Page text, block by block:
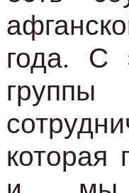
года. С
группы
которая